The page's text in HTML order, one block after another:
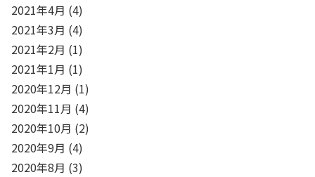
2021年4月 (4)
2021年3月 (4)
2021年2月 (1)
2021年1月 (1)
2020年12月 (1)
2020年11月 (4)
2020年10月 (2)
2020年9月 (4)
2020年8月 (3)